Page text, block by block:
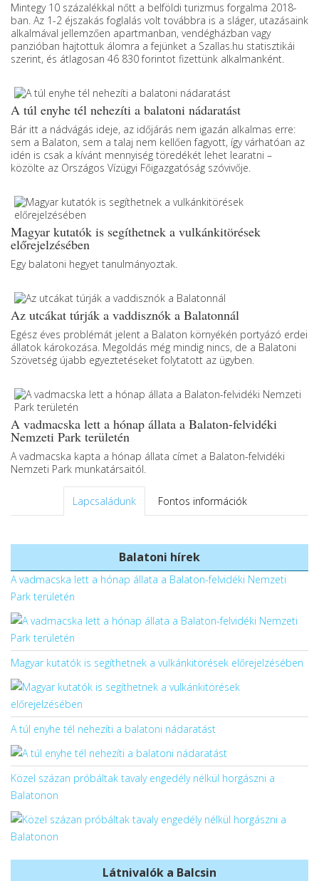
Mintegy 10 százalékkal nőtt a belföldi turizmus forgalma 2018-
ban. Az 1-2 éjszakás foglalás volt továbbra is a sláger, utazásaink
alkalmával jellemzően apartmanban, vendégházban vagy
panzióban hajtottuk álomra a fejünket a Szallas.hu statisztikái
szerint, és átlagosan 46 830 forintot fizettünk alkalmanként.
A túl enyhe tél nehezíti a balatoni nádaratást
Bár itt a nádvágás ideje, az időjárás nem igazán alkalmas erre:
sem a Balaton, sem a talaj nem kellően fagyott, így várhatóan az
idén is csak a kívánt mennyiség töredékét lehet learatni –
közölte az Országos Vízügyi Főigazgatóság szóvivője.
Magyar kutatók is segíthetnek a vulkánkitörések
előrejelzésében
Egy balatoni hegyet tanulmányoztak.
Az utcákat túrják a vaddisznók a Balatonnál
Egész éves problémát jelent a Balaton környékén portyázó erdei
állatok károkozása. Megoldás még mindig nincs, de a Balatoni
Szövetség újabb egyeztetéseket folytatott az ügyben.
A vadmacska lett a hónap állata a Balaton-felvidéki
Nemzeti Park területén
A vadmacska kapta a hónap állata címet a Balaton-felvidéki
Nemzeti Park munkatársaitól.
Lapcsaládunk Fontos információk
Balatoni hírek
A vadmacska lett a hónap állata a Balaton-felvidéki Nemzeti
Park területén
Magyar kutatók is segíthetnek a vulkánkitörések előrejelzésében
A túl enyhe tél nehezíti a balatoni nádaratást
Közel százan próbáltak tavaly engedély nélkül horgászni a
Balatonon
Látnivalók a Balcsin